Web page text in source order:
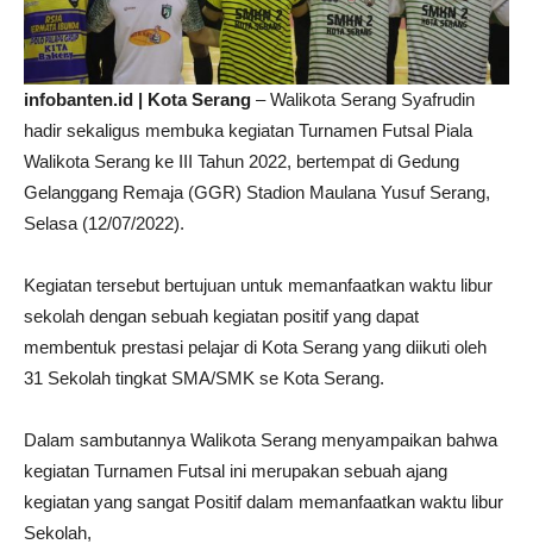
infobanten.id | Kota Serang – Walikota Serang Syafrudin
hadir sekaligus membuka kegiatan Turnamen Futsal Piala
Walikota Serang ke III Tahun 2022, bertempat di Gedung
Gelanggang Remaja (GGR) Stadion Maulana Yusuf Serang,
Selasa (12/07/2022).
Kegiatan tersebut bertujuan untuk memanfaatkan waktu libur
sekolah dengan sebuah kegiatan positif yang dapat
membentuk prestasi pelajar di Kota Serang yang diikuti oleh
31 Sekolah tingkat SMA/SMK se Kota Serang.
Dalam sambutannya Walikota Serang menyampaikan bahwa
kegiatan Turnamen Futsal ini merupakan sebuah ajang
kegiatan yang sangat Positif dalam memanfaatkan waktu libur
Sekolah,